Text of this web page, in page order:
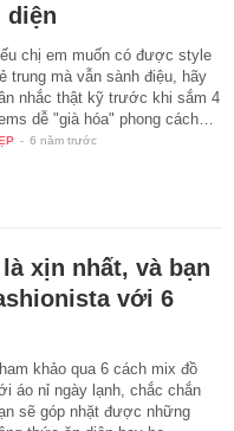
diện
chị em muốn có được style
trung mà vẫn sành điệu, hãy
nhắc thật kỹ trước khi sắm 4
dễ "già hóa" phong cách…
- 6 năm trước
xịn nhất, và bạn
với 6
khảo qua 6 cách mix đồ
áo nỉ ngày lạnh, chắc chắn
sẽ góp nhặt được những